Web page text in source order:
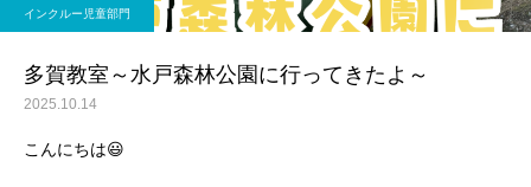
インクルー児童部門
多賀教室～水戸森林公園に行ってきたよ～
2025.10.14
こんにちは😃